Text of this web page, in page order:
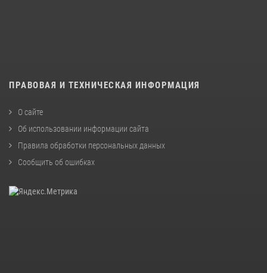
ПРАВОВАЯ И ТЕХНИЧЕСКАЯ ИНФОРМАЦИЯ
О сайте
Об использовании информации сайта
Правила обработки персональных данных
Сообщить об ошибках